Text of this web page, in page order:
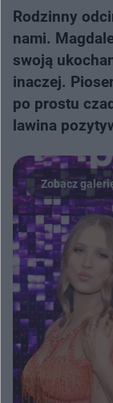
Rodzinny
nami.
swoją
inaczej.
po prostu
lawina